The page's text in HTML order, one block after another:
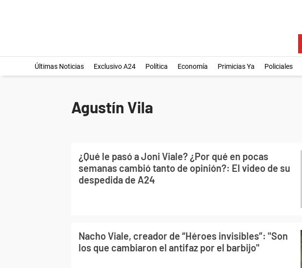
Últimas Noticias Exclusivo A24 Política Economía Primicias Ya Policiales
Agustín Vila
¿Qué le pasó a Joni Viale? ¿Por qué en pocas
semanas cambió tanto de opinión?: El video de su
despedida de A24
Nacho Viale, creador de “Héroes invisibles”: "Son
los que cambiaron el antifaz por el barbijo"